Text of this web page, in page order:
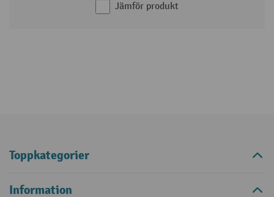
Jämför produkt
Toppkategorier
Information